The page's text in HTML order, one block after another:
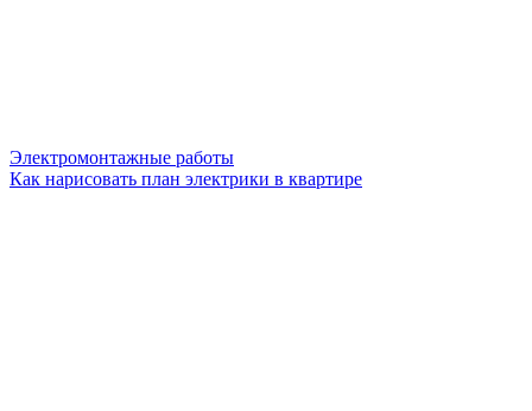
Электромонтажные работы
Как нарисовать план электрики в квартире